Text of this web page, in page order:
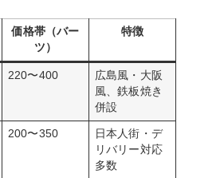
価格帯（バー
ツ）
特徴
220〜400
広島風・大阪
風、鉄板焼き
併設
200〜350
日本人街・デ
リバリー対応
多数